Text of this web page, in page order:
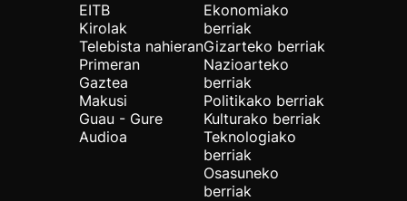
EITB
Kirolak
Telebista nahieran
Primeran
Gaztea
Makusi
Guau - Gure
Audioa
Ekonomiako
berriak
Gizarteko berriak
Nazioarteko
berriak
Politikako berriak
Kulturako berriak
Teknologiako
berriak
Osasuneko
berriak